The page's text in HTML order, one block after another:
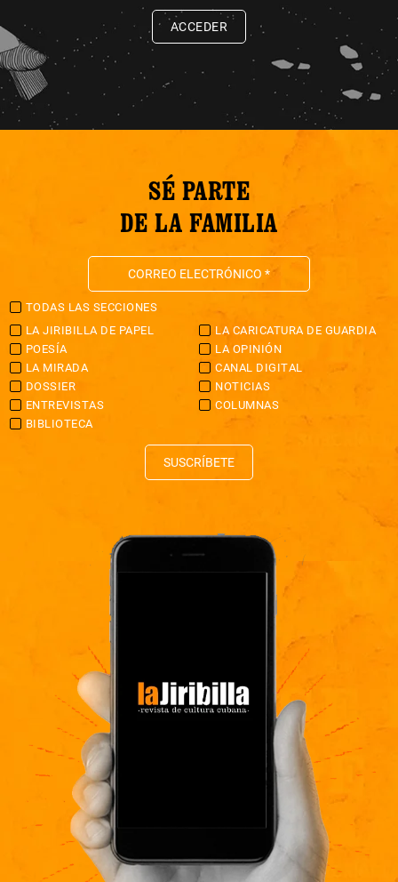
ACCEDER
SÉ PARTE
DE LA FAMILIA
TODAS LAS SECCIONES
LA JIRIBILLA DE PAPEL
LA CARICATURA DE GUARDIA
POESÍA
LA OPINIÓN
LA MIRADA
CANAL DIGITAL
DOSSIER
NOTICIAS
ENTREVISTAS
COLUMNAS
BIBLIOTECA
SUSCRÍBETE